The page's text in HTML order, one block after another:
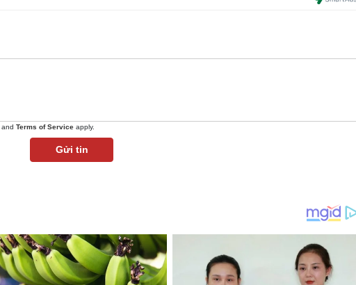
and Terms of Service apply.
Gửi tin